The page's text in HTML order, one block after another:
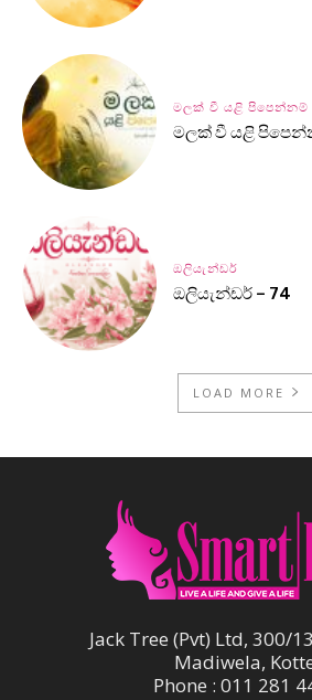
මලක් වී යළි පිපෙන්නම්
මලක් වී යළි
ඔලියැන්ඩර්
ඔලියැන්ඩර් – 74
LOAD MORE
Jack Tree (Pvt) Ltd, 300/
Madiwela,
Phone : 011 281